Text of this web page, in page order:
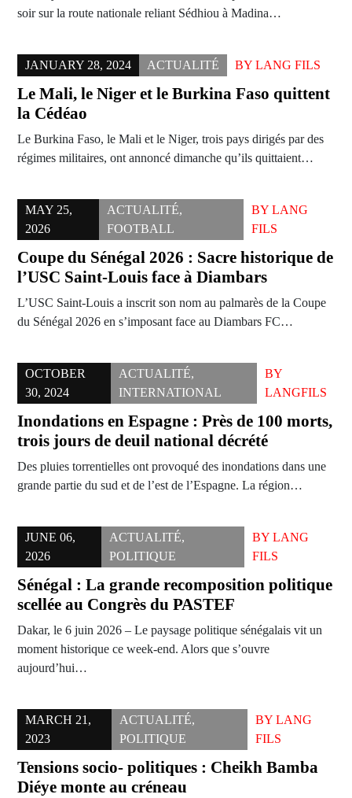
soir sur la route nationale reliant Sédhiou à Madina…
JANUARY 28, 2024 ACTUALITÉ BY LANG FILS
Le Mali, le Niger et le Burkina Faso quittent
la Cédéao
Le Burkina Faso, le Mali et le Niger, trois pays dirigés par des
régimes militaires, ont annoncé dimanche qu’ils quittaient…
MAY 25,
2026
ACTUALITÉ,
FOOTBALL
BYLANG
FILS
Coupe du Sénégal 2026 : Sacre historique de
l’USC Saint-Louis face à Diambars
L’USC Saint-Louis a inscrit son nom au palmarès de la Coupe
du Sénégal 2026 en s’imposant face au Diambars FC…
OCTOBER
30, 2024
ACTUALITÉ,
INTERNATIONAL
BY
LANGFILS
Inondations en Espagne : Près de 100 morts,
trois jours de deuil national décrété
Des pluies torrentielles ont provoqué des inondations dans une
grande partie du sud et de l’est de l’Espagne. La région…
JUNE 06,
2026
ACTUALITÉ,
POLITIQUE
BY LANG
FILS
Sénégal : La grande recomposition politique
scellée au Congrès du PASTEF
Dakar, le 6 juin 2026 – Le paysage politique sénégalais vit un
moment historique ce week-end. Alors que s’ouvre
aujourd’hui…
MARCH 21,
2023
ACTUALITÉ,
POLITIQUE
BYLANG
FILS
Tensions socio- politiques : Cheikh Bamba
Diéye monte au créneau